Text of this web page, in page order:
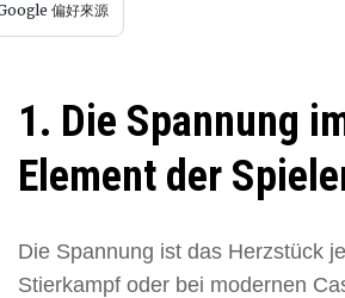
偏好來源
1. Die Spannung
Element der
Die Spannung ist das Herzstück
Stierkampf oder bei modernen